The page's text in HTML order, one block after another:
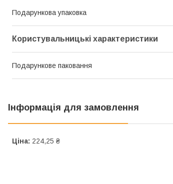
Подарункова упаковка
Користувальницькі характеристики
Подарункове паковання
Інформація для замовлення
Ціна: 224,25 ₴